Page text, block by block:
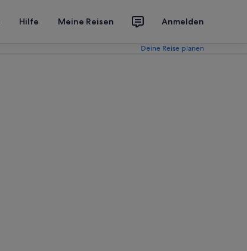
Hilfe Meine Reisen Anmelden
Deine Reise planen